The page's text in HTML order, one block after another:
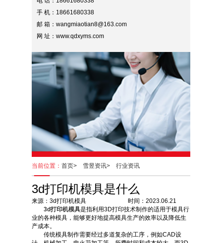
手 机：18661680338
邮 箱：wangmiaotian8@163.com
网 址：www.qdxyms.com
当前位置： 首页> 雪昱资讯> 行业资讯
3d打印机模具是什么
来源：3d打印机模具 时间：2023.06.21
3d打印机模具是指利用3D打印技术制作的适用于模具行
业的各种模具，能够更好地提高模具生产的效率以及降低生
产成本。
传统模具制作需要经过多道复杂的工序，例如CAD设